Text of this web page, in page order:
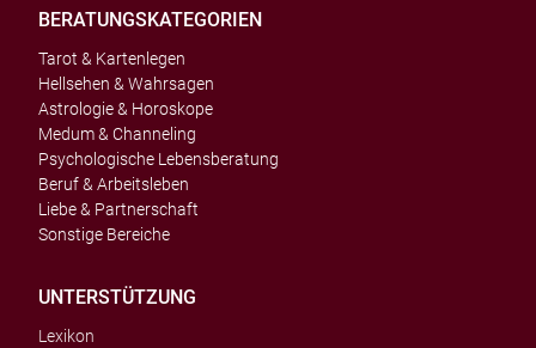
BERATUNGSKATEGORIEN
Tarot & Kartenlegen
Hellsehen & Wahrsagen
Astrologie & Horoskope
Medum & Channeling
Psychologische Lebensberatung
Beruf & Arbeitsleben
Liebe & Partnerschaft
Sonstige Bereiche
UNTERSTÜTZUNG
Lexikon